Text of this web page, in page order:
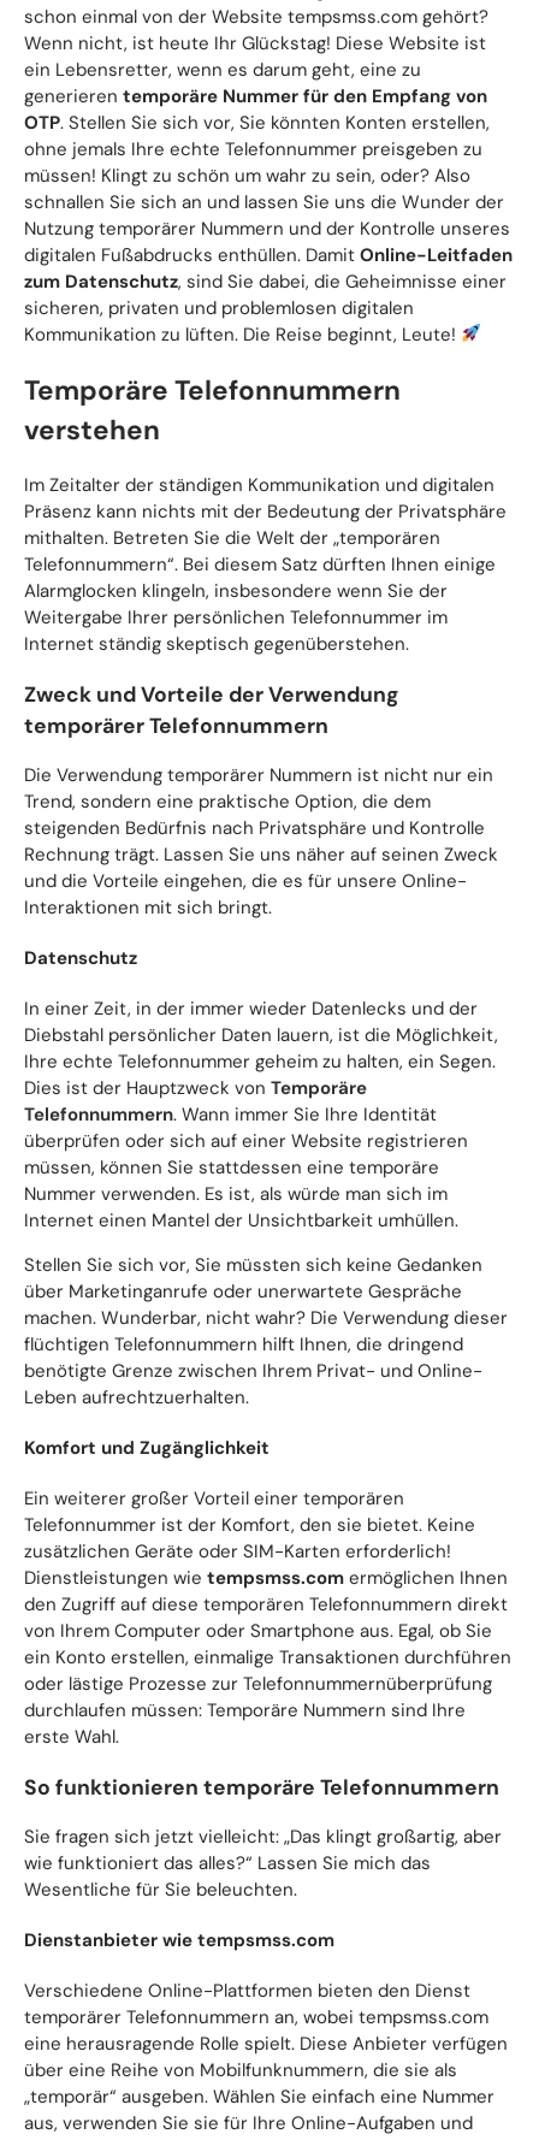
schon einmal von der Website tempsmss.com gehört?
Wenn nicht, ist heute Ihr Glückstag! Diese Website ist
ein Lebensretter, wenn es darum geht, eine zu
generieren temporäre Nummer für den Empfang von
OTP. Stellen Sie sich vor, Sie könnten Konten erstellen,
ohne jemals Ihre echte Telefonnummer preisgeben zu
müssen! Klingt zu schön um wahr zu sein, oder? Also
schnallen Sie sich an und lassen Sie uns die Wunder der
Nutzung temporärer Nummern und der Kontrolle unseres
digitalen Fußabdrucks enthüllen. Damit Online-Leitfaden
zum Datenschutz, sind Sie dabei, die Geheimnisse einer
sicheren, privaten und problemlosen digitalen
Kommunikation zu lüften. Die Reise beginnt, Leute!
Temporäre Telefonnummern
verstehen
Im Zeitalter der ständigen Kommunikation und digitalen
Präsenz kann nichts mit der Bedeutung der Privatsphäre
mithalten. Betreten Sie die Welt der „temporären
Telefonnummern“. Bei diesem Satz dürften Ihnen einige
Alarmglocken klingeln, insbesondere wenn Sie der
Weitergabe Ihrer persönlichen Telefonnummer im
Internet ständig skeptisch gegenüberstehen.
Zweck und Vorteile der Verwendung
temporärer Telefonnummern
Die Verwendung temporärer Nummern ist nicht nur ein
Trend, sondern eine praktische Option, die dem
steigenden Bedürfnis nach Privatsphäre und Kontrolle
Rechnung trägt. Lassen Sie uns näher auf seinen Zweck
und die Vorteile eingehen, die es für unsere Online-
Interaktionen mit sich bringt.
Datenschutz
In einer Zeit, in der immer wieder Datenlecks und der
Diebstahl persönlicher Daten lauern, ist die Möglichkeit,
Ihre echte Telefonnummer geheim zu halten, ein Segen.
Dies ist der Hauptzweck von Temporäre
Telefonnummern. Wann immer Sie Ihre Identität
überprüfen oder sich auf einer Website registrieren
müssen, können Sie stattdessen eine temporäre
Nummer verwenden. Es ist, als würde man sich im
Internet einen Mantel der Unsichtbarkeit umhüllen.
Stellen Sie sich vor, Sie müssten sich keine Gedanken
über Marketinganrufe oder unerwartete Gespräche
machen. Wunderbar, nicht wahr? Die Verwendung dieser
flüchtigen Telefonnummern hilft Ihnen, die dringend
benötigte Grenze zwischen Ihrem Privat- und Online-
Leben aufrechtzuerhalten.
Komfort und Zugänglichkeit
Ein weiterer großer Vorteil einer temporären
Telefonnummer ist der Komfort, den sie bietet. Keine
zusätzlichen Geräte oder SIM-Karten erforderlich!
Dienstleistungen wie tempsmss.com ermöglichen Ihnen
den Zugriff auf diese temporären Telefonnummern direkt
von Ihrem Computer oder Smartphone aus. Egal, ob Sie
ein Konto erstellen, einmalige Transaktionen durchführen
oder lästige Prozesse zur Telefonnummernüberprüfung
durchlaufen müssen: Temporäre Nummern sind Ihre
erste Wahl.
So funktionieren temporäre Telefonnummern
Sie fragen sich jetzt vielleicht: „Das klingt großartig, aber
wie funktioniert das alles?“ Lassen Sie mich das
Wesentliche für Sie beleuchten.
Dienstanbieter wie tempsmss.com
Verschiedene Online-Plattformen bieten den Dienst
temporärer Telefonnummern an, wobei tempsmss.com
eine herausragende Rolle spielt. Diese Anbieter verfügen
über eine Reihe von Mobilfunknummern, die sie als
„temporär“ ausgeben. Wählen Sie einfach eine Nummer
aus, verwenden Sie sie für Ihre Online-Aufgaben und